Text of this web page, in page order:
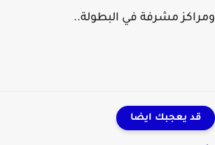
مشرفة في البطولة..
قد يعجبك ايضا